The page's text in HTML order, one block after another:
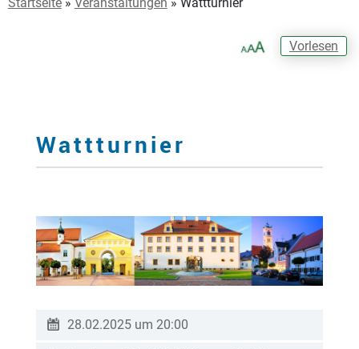
Vorlesen
Wattturnier
28.02.2025 um 20:00